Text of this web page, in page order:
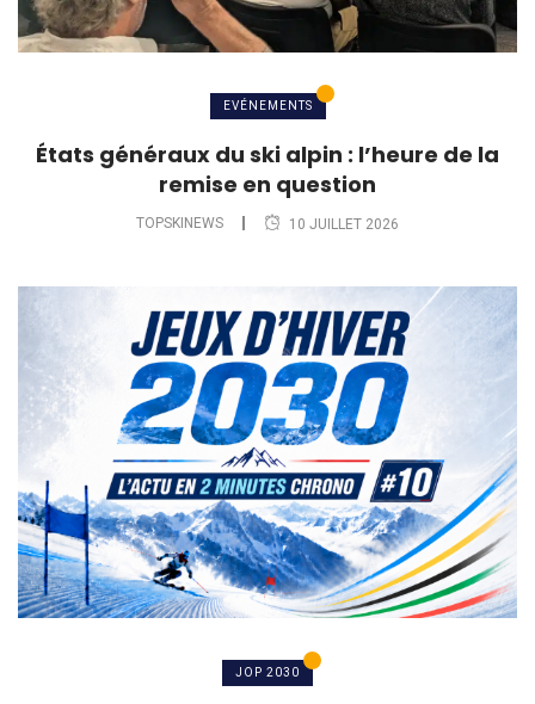
EVÉNEMENTS
États généraux du ski alpin : l’heure de la
remise en question
TOPSKINEWS 10 JUILLET 2026
JOP 2030